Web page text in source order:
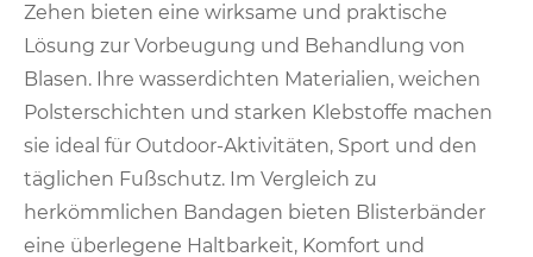
Zehen bieten eine wirksame und praktische
Lösung zur Vorbeugung und Behandlung von
Blasen. Ihre wasserdichten Materialien, weichen
Polsterschichten und starken Klebstoffe machen
sie ideal für Outdoor-Aktivitäten, Sport und den
täglichen Fußschutz. Im Vergleich zu
herkömmlichen Bandagen bieten Blisterbänder
eine überlegene Haltbarkeit, Komfort und